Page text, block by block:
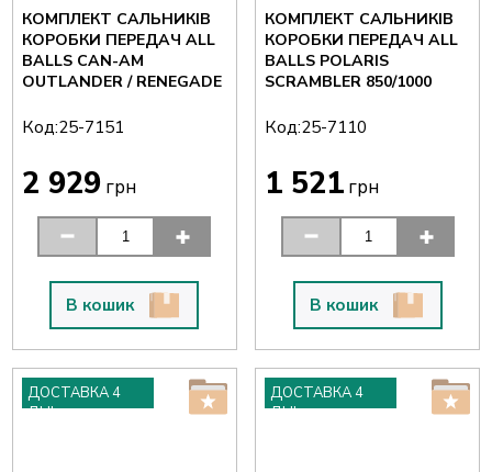
КОМПЛЕКТ САЛЬНИКІВ
КОРОБКИ ПЕРЕДАЧ ALL
BALLS CAN-AM
OUTLANDER / RENEGADE
Код:25-7151
2 929грн
В кошик
КОМПЛЕКТ САЛЬНИКІВ
КОРОБКИ ПЕРЕДАЧ ALL
BALLS POLARIS
SCRAMBLER 850/1000
Код:25-7110
1 521 грн
В кошик
ДОСТАВКА 4
ДНІ
ДОСТАВКА 4
ДНІ